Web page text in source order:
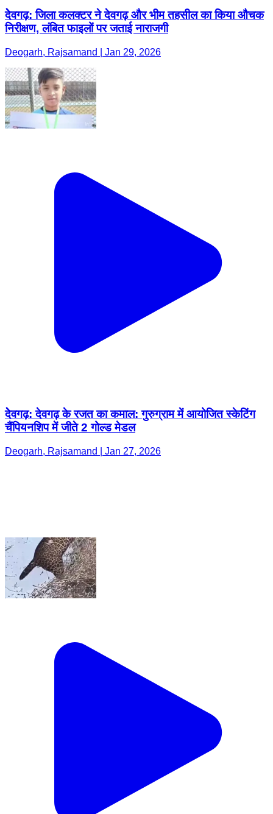
देेवगढ़: जिला कलक्टर ने देवगढ़ और भीम तहसील का किया औचक
निरीक्षण, लंबित फाइलों पर जताई नाराजगी
Deogarh, Rajsamand | Jan 29, 2026
देेवगढ़: देवगढ़ के रजत का कमाल: गुरुग्राम में आयोजित स्केटिंग
चैंपियनशिप में जीते 2 गोल्ड मेडल
Deogarh, Rajsamand | Jan 27, 2026